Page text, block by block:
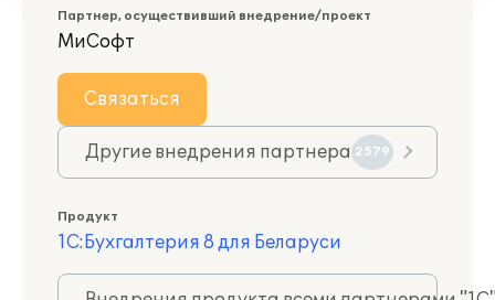
Партнер, осуществивший внедрение/проект
МиСофт
Связаться
Другие внедрения партнера 2579
Продукт
1С:Бухгалтерия 8 для Беларуси